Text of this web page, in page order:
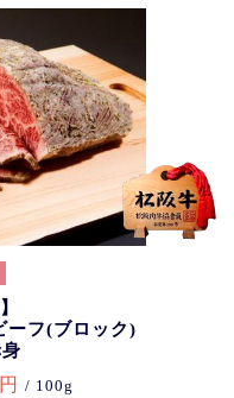
ーフ(ブロック)
/ 100g